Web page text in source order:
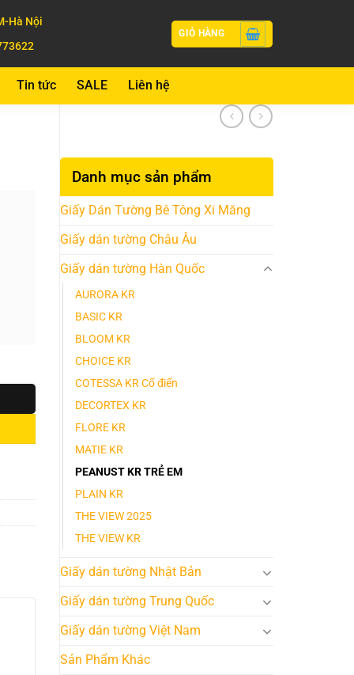
Hà Nội
GIỎ HÀNG
Tin tức SALE Liên hệ
Danh mục sản phẩm
Giấy Dán Tường Bê Tông Xi Măng
Giấy dán tường Châu Âu
Giấy dán tường Hàn Quốc
AURORA KR
BASIC KR
BLOOM KR
CHOICE KR
COTESSA KR Cổ điển
DECORTEX KR
FLORE KR
MATIE KR
PEANUST KR TRẺ EM
PLAIN KR
THE VIEW 2025
THE VIEW KR
Giấy dán tường Nhật Bản
Giấy dán tường Trung Quốc
Giấy dán tường Việt Nam
Sản Phẩm Khác